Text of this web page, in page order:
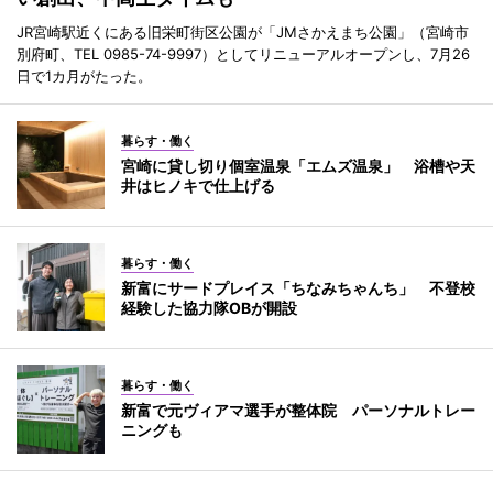
JR宮崎駅近くにある旧栄町街区公園が「JMさかえまち公園」（宮崎市
別府町、TEL 0985-74-9997）としてリニューアルオープンし、7月26
日で1カ月がたった。
暮らす・働く
宮崎に貸し切り個室温泉「エムズ温泉」 浴槽や天
井はヒノキで仕上げる
暮らす・働く
新富にサードプレイス「ちなみちゃんち」 不登校
経験した協力隊OBが開設
暮らす・働く
新富で元ヴィアマ選手が整体院 パーソナルトレー
ニングも